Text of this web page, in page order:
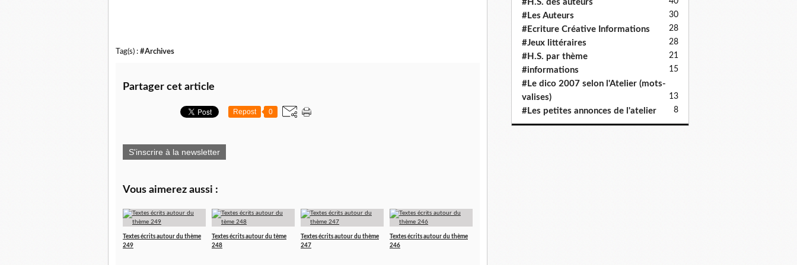
Tag(s) : #Archives
Partager cet article
Repost 0
S'inscrire à la newsletter
Vous aimerez aussi :
Textes écrits autour du thème
249
Textes écrits autour du tème
248
Textes écrits autour du thème
247
Textes écrits autour du thème
246
#H.S. des auteurs
#Les Auteurs 30
#Ecriture Créative Informations 28
#Jeux littéraires 28
#H.S. par thème 21
#informations 15
#Le dico 2007 selon l'Atelier (mots-
valises)
13
#Les petites annonces de l'atelier 8